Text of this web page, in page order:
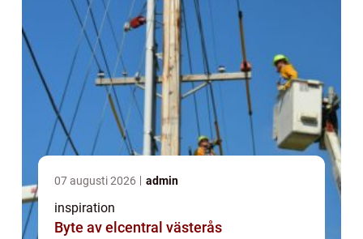
07 augusti 2026 admin
inspiration
Byte av elcentral västerås